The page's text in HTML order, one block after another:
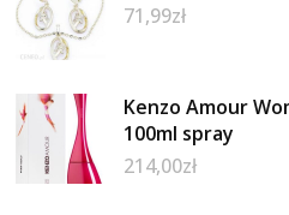
71,99zł
Kenzo Amour
100ml spray
214,00zł